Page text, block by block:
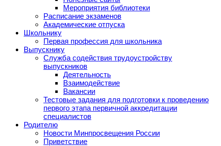
Мероприятия библиотеки
Расписание экзаменов
Академические отпуска
Школьнику
Первая профессия для школьника
Выпускнику
Служба содействия трудоустройству
выпускников
Деятельность
Взаимодействие
Вакансии
Тестовые задания для подготовки к проведению
первого этапа первичной аккредитации
специалистов
Родителю
Новости Минпросвещения России
Приветствие